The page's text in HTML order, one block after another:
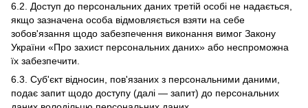
6.2. Доступ до персональних даних третій особі не надається,
якщо зазначена особа відмовляється взяти на себе
зобов'язання щодо забезпечення виконання вимог Закону
України «Про захист персональних даних» або неспроможна
їх забезпечити.
6.3. Суб'єкт відносин, пов'язаних з персональними даними,
подає запит щодо доступу (далі — запит) до персональних